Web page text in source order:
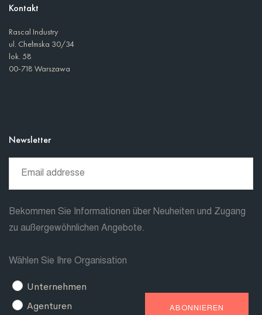
Kontakt
Rascal Industry
ul. Chełmska 30/34
lok. 58
00-718 Warszawa
Newsletter
Bekommen Sie Informationen über Neuheiten und Zugang
zu außergewöhnlichen Angebote.
Wählen Sie Ihre Organisation
Unternehmen
Agenturen